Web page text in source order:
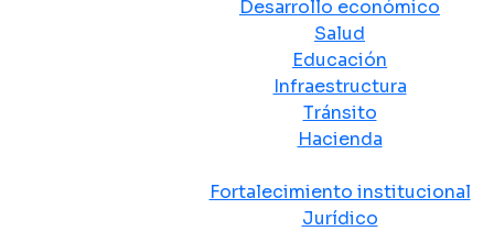
Desarrollo económico
Salud
Educación
Infraestructura
Tránsito
Hacienda
Fortalecimiento institucional
Jurídico